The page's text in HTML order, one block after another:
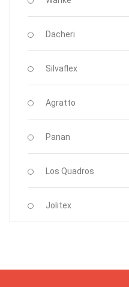
Dacheri
Silvaflex
Agratto
Panan
Los Quadros
Jolitex